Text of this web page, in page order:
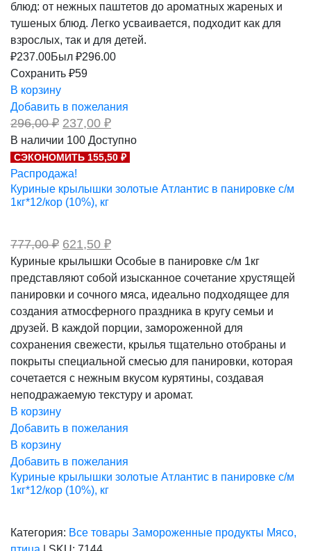
блюд: от нежных паштетов до ароматных жареных и
тушеных блюд. Легко усваивается, подходит как для
взрослых, так и для детей.
₽237.00Был ₽296.00
Сохранить ₽59
В корзину
Добавить в пожелания
296,00₽ Первоначальная
цена
составляла
296,00 ₽.
237,00 ₽Текущая
237,00 ₽.
В наличии 100 Доступно
СЭКОНОМИТЬ 155,50 ₽
Распродажа!
Куриные крылышки золотые Атлантис в панировке с/м
1кг*12/кор (10%), кг
777,00₽ Первоначальная
составляла
777,00 ₽.
621,50 ₽Текущая
цена:
621,50 ₽.
Куриные крылышки Особые в панировке с/м 1кг
представляют собой изысканное сочетание хрустящей
панировки и сочного мяса, идеально подходящее для
создания атмосферного праздника в кругу семьи и
друзей. В каждой порции, замороженной для
сохранения свежести, крылья тщательно отобраны и
покрыты специальной смесью для панировки, которая
сочетается с нежным вкусом курятины, создавая
неподражаемую текстуру и аромат.
В корзину
Добавить в пожелания
В корзину
Добавить в пожелания
Куриные крылышки золотые Атлантис в панировке с/м
1кг*12/кор (10%), кг
Категория: Все товары Замороженные продукты Мясо,